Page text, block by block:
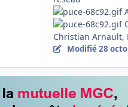
Christian Arnault,
Modifié28